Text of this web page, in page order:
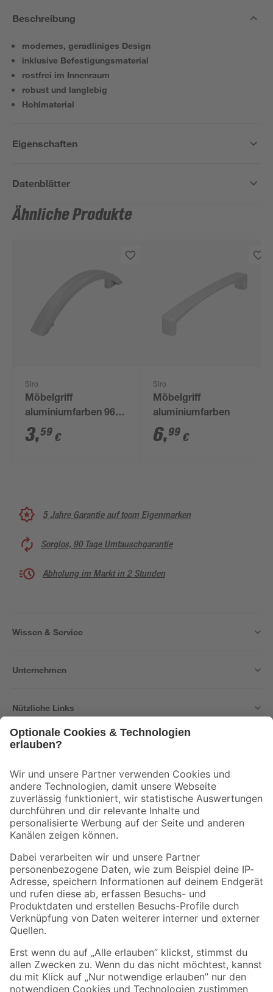
Beschreibung
modernes, geradliniges Design
inklusive Befestigungsmaterial
rostfrei im Innenraum
robust und langlebig
Hohlmaterial
Eigenschaften
Datenblätter
Ähnliche Produkte
Siro
Möbelgriff
aluminiumfarben 96
mm
3,59 €
Siro
Möbelgriff
aluminiumfarben
6,99 €
5 Jahre Garantie auf toom Eigenmarken
Sorglos, 90 Tage Umtauschgarantie
Abholung im Markt in 2 Stunden
Wissen & Service
Unternehmen
Nützliche Links
Der toom Newsletter: Keine Angebote und Aktionen mehr verpassen!
Zur Newsletter Anmeldung
Folge uns
Zahlungsarten Versandarten
Sicher einkaufen
Jetzt die toom-App herunterladen